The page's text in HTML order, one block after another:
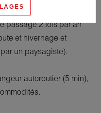
passage 2 fois par an
et hivernage et
un paysagiste).
autoroutier (5 min),